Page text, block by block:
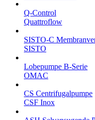
Q-Control
Quattroflow
SISTO-C
SISTO
Lobepumpe B-Serie
OMAC
CS Centrifugalpumpe
CSF Inox